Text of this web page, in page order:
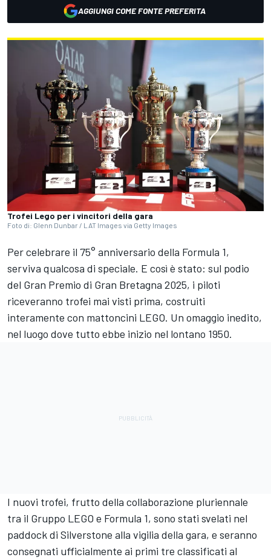
AGGIUNGI COME FONTE PREFERITA
Trofei Lego per i vincitori della gara
Foto di: Glenn Dunbar / LAT Images via Getty Images
Per celebrare il 75° anniversario della Formula 1,
serviva qualcosa di speciale. E così è stato: sul podio
del Gran Premio di Gran Bretagna 2025, i piloti
riceveranno trofei mai visti prima, costruiti
interamente con mattoncini LEGO. Un omaggio inedito,
nel luogo dove tutto ebbe inizio nel lontano 1950.
I nuovi trofei, frutto della collaborazione pluriennale
tra il Gruppo LEGO e Formula 1, sono stati svelati nel
paddock di Silverstone alla vigilia della gara, e seranno
consegnati ufficialmente ai primi tre classificati al